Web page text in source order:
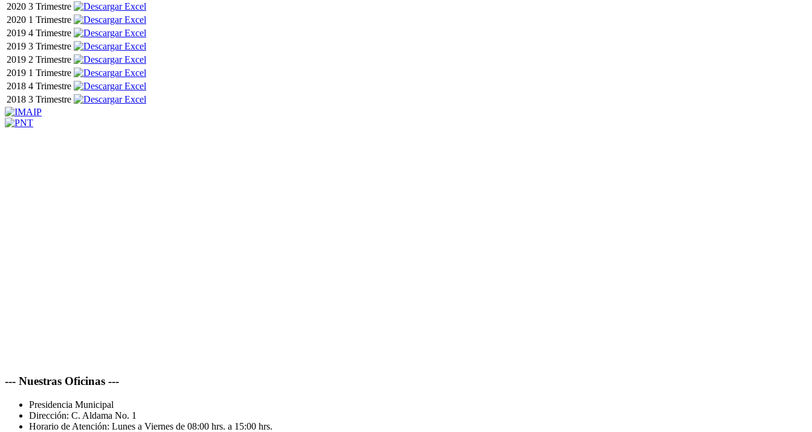
2020 3 Trimestre
2020 1 Trimestre
2019 4 Trimestre
2019 3 Trimestre
2019 2 Trimestre
2019 1 Trimestre
2018 4 Trimestre
2018 3 Trimestre
--- Nuestras Oficinas ---
Presidencia Municipal
Dirección: C. Aldama No. 1
Horario de Atención: Lunes a Viernes de 08:00 hrs. a 15:00 hrs.